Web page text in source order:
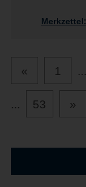
Merkzettel:
« 1 ...
... 53 »